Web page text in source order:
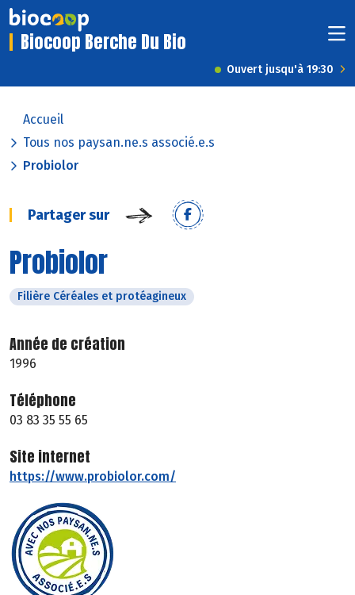
Biocoop Berche Du Bio
Ouvert jusqu'à 19:30
Accueil
Tous nos paysan.ne.s associé.e.s
Probiolor
Partager sur
Probiolor
Filière Céréales et protéagineux
Année de création
1996
Téléphone
03 83 35 55 65
Site internet
https://www.probiolor.com/